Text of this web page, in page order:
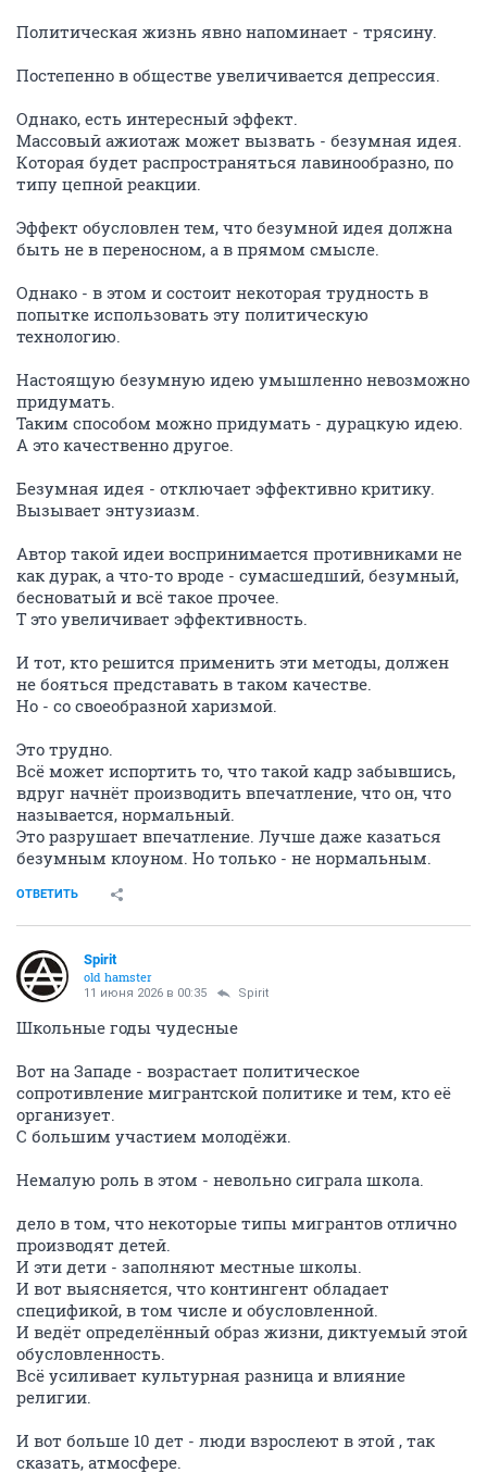
Политическая жизнь явно напоминает - трясину.
Постепенно в обществе увеличивается депрессия.
Однако, есть интересный эффект.
Массовый ажиотаж может вызвать - безумная идея.
Которая будет распространяться лавинообразно, по
типу цепной реакции.
Эффект обусловлен тем, что безумной идея должна
быть не в переносном, а в прямом смысле.
Однако - в этом и состоит некоторая трудность в
попытке использовать эту политическую
технологию.
Настоящую безумную идею умышленно невозможно
придумать.
Таким способом можно придумать - дурацкую идею.
А это качественно другое.
Безумная идея - отключает эффективно критику.
Вызывает энтузиазм.
Автор такой идеи воспринимается противниками не
как дурак, а что-то вроде - сумасшедший, безумный,
бесноватый и всё такое прочее.
Т это увеличивает эффективность.
И тот, кто решится применить эти методы, должен
не бояться представать в таком качестве.
Но - со своеобразной харизмой.
Это трудно.
Всё может испортить то, что такой кадр забывшись,
вдруг начнёт производить впечатление, что он, что
называется, нормальный.
Это разрушает впечатление. Лучше даже казаться
безумным клоуном. Но только - не нормальным.
ОТВЕТИТЬ
Spirit
old hamster
11 июня 2026 в 00:35 Spirit
Школьные годы чудесные
Вот на Западе - возрастает политическое
сопротивление мигрантской политике и тем, кто её
организует.
С большим участием молодёжи.
Немалую роль в этом - невольно сиграла школа.
дело в том, что некоторые типы мигрантов отлично
производят детей.
И эти дети - заполняют местные школы.
И вот выясняется, что контингент обладает
спецификой, в том числе и обусловленной.
И ведёт определённый образ жизни, диктуемый этой
обусловленность.
Всё усиливает культурная разница и влияние
религии.
И вот больше 10 дет - люди взрослеют в этой , так
сказать, атмосфере.